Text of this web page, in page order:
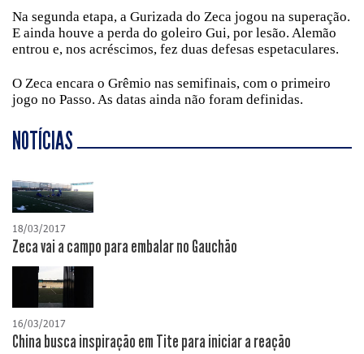
Na segunda etapa, a Gurizada do Zeca jogou na superação.
E ainda houve a perda do goleiro Gui, por lesão. Alemão
entrou e, nos acréscimos, fez duas defesas espetaculares.
O Zeca encara o Grêmio nas semifinais, com o primeiro
jogo no Passo. As datas ainda não foram definidas.
NOTÍCIAS
18/03/2017
Zeca vai a campo para embalar no Gauchão
16/03/2017
China busca inspiração em Tite para iniciar a reação